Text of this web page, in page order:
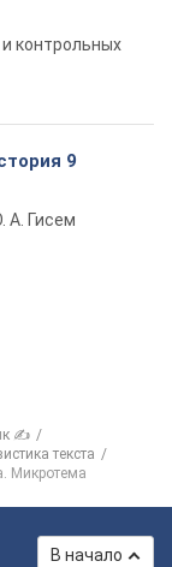
контрольных
9
А. Гисем
✍
текста
Микротема
В начало